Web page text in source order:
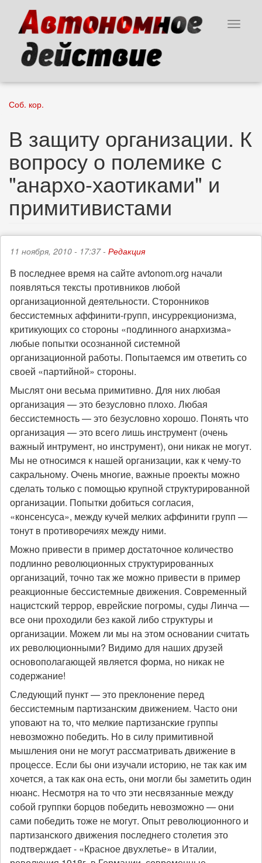
основному
содержанию
Toggle
Соб. кор.
В защиту организации. К
вопросу о полемике с
"анархо-хаотиками" и
примитивистами
11 ноября, 2010 - 17:37 - Редакция
В последнее время на сайте avtonom.org начали
появляться тексты противников любой
организационной деятельности. Сторонников
беcсистемных аффинити-групп, инсуррекционизма,
критикующих со стороны «подлинного анархизма»
любые попытки осознанной системной
организационной работы. Попытаемся им ответить со
своей «партийной» стороны.
Мыслят они весьма примитивно. Для них любая
организация — это безусловно плохо. Любая
бессистемность — это безусловно хорошо. Понять что
организация — это всего лишь инструмент (очень
важный интрумент, но инструмент), они никак не могут.
Мы не относимся к нашей организации, как к чему-то
сакральному. Очень многие, важные проекты можно
сделать только с помощью крупной структурированной
организации. Попытки добиться согласия,
«консенсуса», между кучей мелких аффинити групп —
тонут в противоречиях между ними.
Можно привести в пример достаточное количество
подлинно революционных структурированных
организаций, точно так же можно привести в пример
реакционные бессистемные движения. Современный
нацистский террор, еврейские погромы, суды Линча —
все они проходили без какой либо структуры и
организации. Можем ли мы на этом основании считать
их революционными? Видимо для наших друзей
основополагающей является форма, но никак не
содержание!
Следующий пункт — это преклонение перед
бессистемным партизанским движением. Часто они
уповают на то, что мелкие партизанские группы
невозможно победить. Но в силу примитивной
мышления они не могут рассматривать движение в
процессе. Если бы они изучали историю, не так как им
хочется, а так как она есть, они могли бы заметить один
нюанс. Несмотря на то что эти несвязанные между
собой группки борцов победить невозможно — они
сами победить тоже не могут. Опыт революционного и
партизанского движения последнего столетия это
подтверждает - «Красное двухлетье» в Италии,